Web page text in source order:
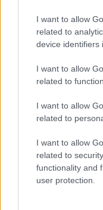
I want to allow
related to
device identifiers
I want to allow
related to
I want to allow
related to
I want to allow
related to
functionality and
user protection.